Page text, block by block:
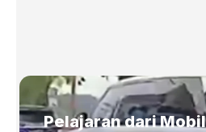
Pelajaran dari